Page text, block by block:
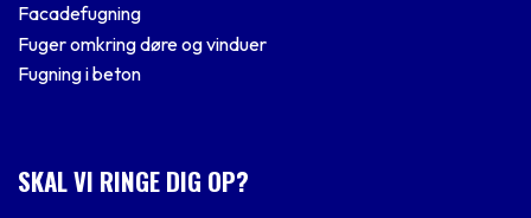
Facadefugning
Fuger omkring døre og vinduer
Fugning i beton
SKAL VI RINGE DIG OP?